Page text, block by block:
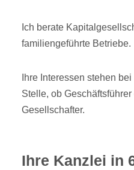
Ich berate
familiengeführte Betriebe.
Ihre Interessen stehen
Stelle, ob Geschäftsführer
Gesellschafter.
Ihre Kanzlei in